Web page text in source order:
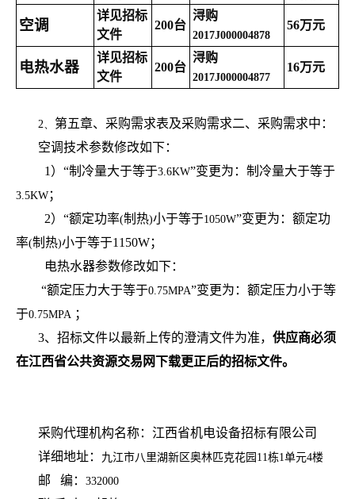
空调
详见招标
文件
200台
浔购
2017J000004878
56万元
电热水器
详见招标
文件
200台
浔购
2017J000004877
16万元
2、 第五章、采购需求表及采购需求二、采购需求中：
空调技术参数修改如下：
1 ）“制冷量大于等于3.6KW”变更为：制冷量大于等于
3.5KW ；
2）“额定功率(制热)小于等于1050W”变更为： 额定功
率(制热)小于等于1150W；
电热水器参数修改如下：
“额定压力大于等于0.75MPA”变更为： 额定压力小于等
于0.75MPA ；
3、招标文件以最新上传的澄清文件为准， 供应商必须
在江西省公共资源交易网下载更正后的招标文件。
采购代理机构名称：江西省机电设备招标有限公司
详细地址：
九江市八里湖新区奥林匹克花园 11栋1单元4楼
邮 编： 332000